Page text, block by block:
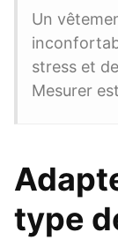
Un
stress et
Mesurer
type